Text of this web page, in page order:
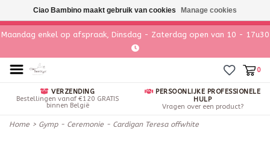
Maandag enkel op afspraak, Dinsdag - Zaterdag open van 10 - 17u30
0
VERZENDING
Bestellingen vanaf €120 GRATIS
binnen België
PERSOONLIJKE PROFESSIONELE
HULP
Vragen over een product?
Home > Gymp - Ceremonie - Cardigan Teresa offwhite
Ciao Bambino maakt gebruik van cookies Manage cookies